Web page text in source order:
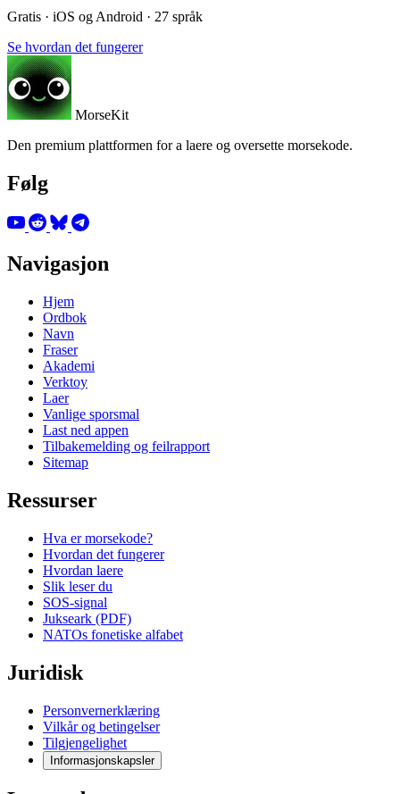
Gratis · iOS og Android · 27 språk
Se hvordan det fungerer
MorseKit
Den premium plattformen for a laere og oversette morsekode.
Følg
Navigasjon
Hjem
Ordbok
Navn
Fraser
Akademi
Verktoy
Laer
Vanlige sporsmal
Last ned appen
Tilbakemelding og feilrapport
Sitemap
Ressurser
Hva er morsekode?
Hvordan det fungerer
Hvordan laere
Slik leser du
SOS-signal
Jukseark (PDF)
NATOs fonetiske alfabet
Juridisk
Personvernerklæring
Vilkår og betingelser
Tilgjengelighet
Informasjonskapsler